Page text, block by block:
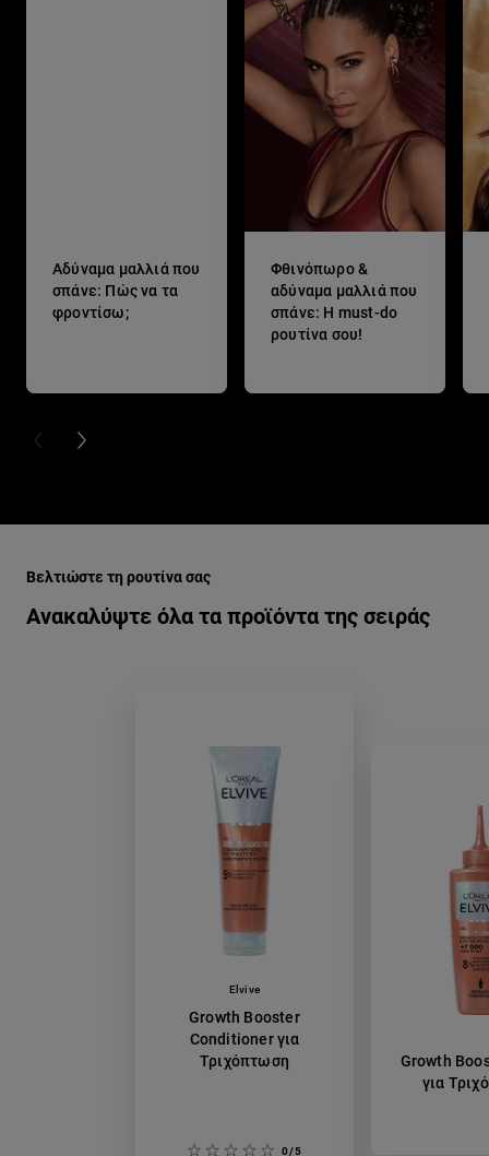
Αδύναμα μαλλιά που
σπάνε: Πώς να τα
φροντίσω;
Φθινόπωρο &
αδύναμα μαλλιά που
σπάνε: Η must-do
ρουτίνα σου!
PREVIOUS CARD
NEXT CARD
Ανακαλύψτε όλα τα προϊόντα της σειράς
Βελτιώστε τη ρουτίνα σας
Elvive
Growth Booster
Conditioner για
Τριχόπτωση
0/5
Growth
για